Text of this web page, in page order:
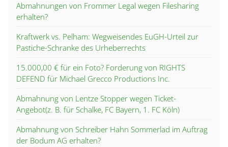
Abmahnungen von Frommer Legal wegen Filesharing
erhalten?
Kraftwerk vs. Pelham: Wegweisendes EuGH-Urteil zur
Pastiche-Schranke des Urheberrechts
15.000,00 € für ein Foto? Forderung von RIGHTS
DEFEND für Michael Grecco Productions Inc.
Abmahnung von Lentze Stopper wegen Ticket-
Angebot(z. B. für Schalke, FC Bayern, 1. FC Köln)
Abmahnung von Schreiber Hahn Sommerlad im Auftrag
der Bodum AG erhalten?